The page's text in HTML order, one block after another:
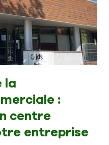
la
:
centre
entreprise